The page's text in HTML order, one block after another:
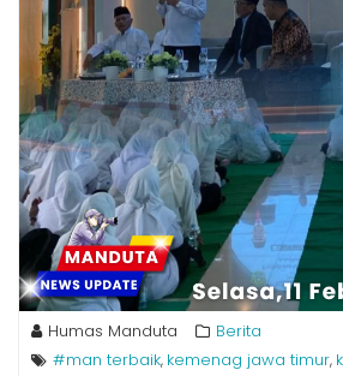
Humas Manduta
Berita
#man terbaik, kemenag jawa timur,